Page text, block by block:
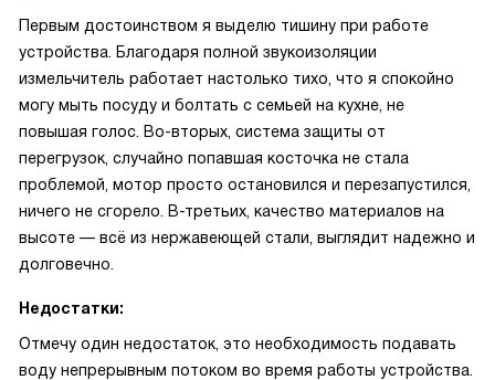
Первым достоинством я выделю тишину при работе
устройства. Благодаря полной звукоизоляции
измельчитель работает настолько тихо, что я спокойно
могу мыть посуду и болтать с семьей на кухне, не
повышая голос. Во-вторых, система защиты от
перегрузок, случайно попавшая косточка не стала
проблемой, мотор просто остановился и перезапустился,
ничего не сгорело. В-третьих, качество материалов на
высоте — всё из нержавеющей стали, выглядит надежно и
долговечно.
Недостатки:
Отмечу один недостаток, это необходимость подавать
воду непрерывным потоком во время работы устройства.